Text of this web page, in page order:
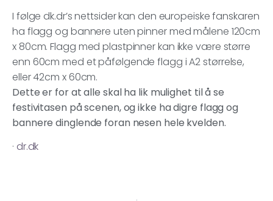
I følge dk.dr’s nettsider kan den europeiske fanskaren
ha flagg og bannere uten pinner med målene 120cm
x 80cm. Flagg med plastpinner kan ikke være større
enn 60cm med et påfølgende flagg i A2 størrelse,
eller 42cm x 60cm.
Dette er for at alle skal ha lik mulighet til å se
festivitasen på scenen, og ikke ha digre flagg og
bannere dinglende foran nesen hele kvelden.
· dr.dk